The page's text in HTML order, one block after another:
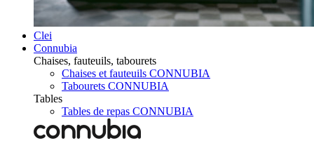
Clei
Connubia
Chaises, fauteuils, tabourets
Chaises et fauteuils CONNUBIA
Tabourets CONNUBIA
Tables
Tables de repas CONNUBIA